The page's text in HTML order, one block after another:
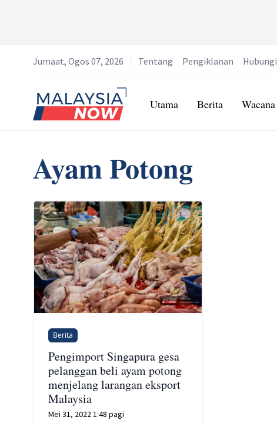
Jumaat, Ogos 07, 2026 Tentang Pengiklanan Hubungi
Home
Utama Berita Wacana
Ayam Potong
Berita
Pengimport Singapura gesa
pelanggan beli ayam potong
menjelang larangan eksport
Malaysia
Mei 31, 2022 1:48 pagi